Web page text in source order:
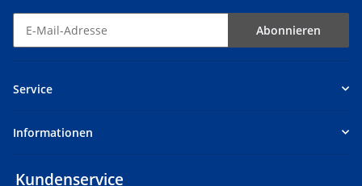
Abonnieren
Service
Informationen
Kundenservice